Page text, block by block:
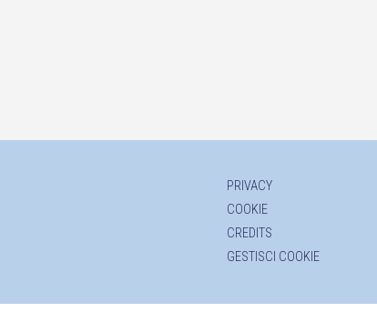
PRIVACY
COOKIE
CREDITS
GESTISCI COOKIE